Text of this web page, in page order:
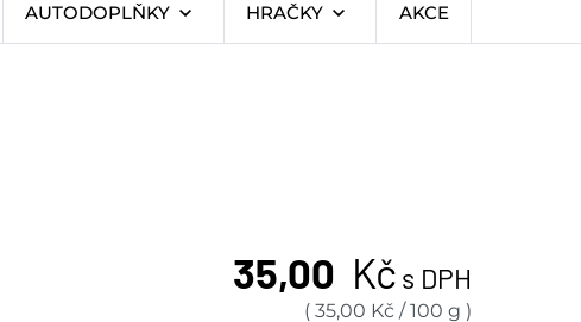
AUTODOPLŇKY HRAČKY AKCE
35,00 Kč s DPH
( 35,00 Kč/100 g )